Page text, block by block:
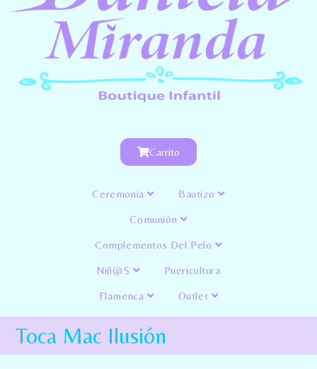
Carrito
Ceremonia Bautizo
Comunión
Complementos Del Pelo
Niñ@s Puericultura
Flamenca Outlet
Toca Mac Ilusión